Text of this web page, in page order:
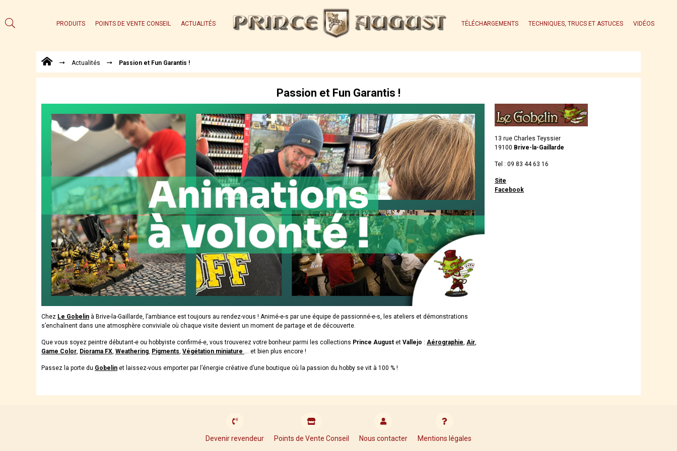
PRODUITS POINTS DE VENTE CONSEIL ACTUALITÉS TÉLÉCHARGEMENTS TECHNIQUES, TRUCS ET ASTUCES VIDÉOS
Actualités Passion et Fun Garantis !
Passion et Fun Garantis !
Chez Le Gobelin à Brive-la-Gaillarde, l’ambiance est toujours au rendez-vous ! Animé-e-s par une équipe de passionné-e-s, les ateliers et démonstrations
s’enchaînent dans une atmosphère conviviale où chaque visite devient un moment de partage et de découverte.
Que vous soyez peintre débutant-e ou hobbyiste confirmé-e, vous trouverez votre bonheur parmi les collections Prince August et Vallejo : Aérographie Air
Game Color Diorama FX Weathering Pigments Végétation miniature … et bien plus encore !
Passez la porte du Gobelin et laissez-vous emporter par l’énergie créative d’une boutique où la passion du hobby se vit à 100 % !
13 rue Charles Teyssier
19100 Brive-la-Gaillarde
Tel : 09 83 44 63 16
Site
Facebook
Devenir revendeur Points de Vente Conseil Nous contacter Mentions légales